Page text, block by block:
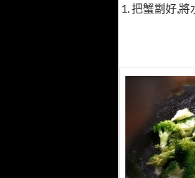
1. 把蟹劏好,